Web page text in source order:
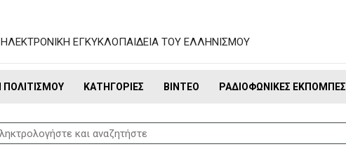
ΕΓΚΥΚΛΟΠΑΙΔΕΙΑ ΤΟΥ ΕΛΛΗΝΙΣΜΟΥ
ΠΟΛΙΤΙΣΜΟΎ ΚΑΤΗΓΟΡΊΕΣ ΒΊΝΤΕΟ ΡΑΔΙΟΦΩΝΙΚΈΣ ΕΚΠΟΜΠΈΣ